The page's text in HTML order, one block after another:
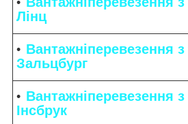
Лінц
Вантажніперевезення
Зальцбург
Вантажніперевезення
Інсбрук